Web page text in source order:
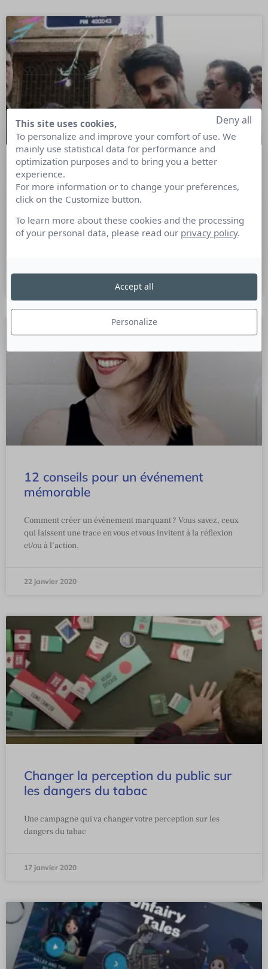
Avec sa campagne #StreetNaming,
l’Inde donne des noms d’écoliers à ses
rues
#StreetNaming la campgane qui redonne aux écoliers
12 conseils pour un événement
mémorable
Comment créer un événement marquant ? Vous savez, ceux
qui laissent une trace en vous et vous invitent à la réflexion
et/ou à l’action.
22 janvier 2020
Changer la perception du public sur
les dangers du tabac
Une campagne qui va changer votre perception sur les
dangers du tabac
17 janvier 2020
This site uses cookies,
To personalize and improve your comfort of use. We
mainly use statistical data for performance and
optimization purposes and to bring you a better
experience.
For more information or to change your preferences,
click on the Customize button.
To learn more about these cookies and the processing
of your personal data, please read our privacy policy.
Personalize
Deny all
Accept all